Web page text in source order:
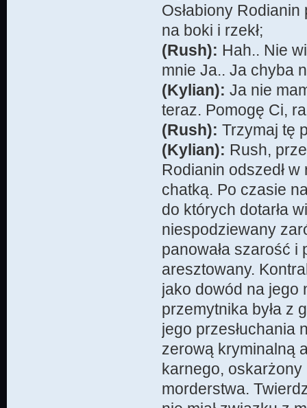
Osłabiony Rodianin
na boki i rzekł;
(Rush): Hah.. Nie
mnie Ja.. Ja chyba
(Kylian): Ja nie
teraz. Pomogę Ci,
(Rush): Trzymaj tę
(Kylian): Rush,
Rodianin odszedł
chatką. Po czasie
do których dotarła
niespodziewany
panowała szarość i
aresztowany.
jako dowód na jego
przemytnika była z
jego przesłuchania
zerową kryminalną
karnego, oskarżony
morderstwa.